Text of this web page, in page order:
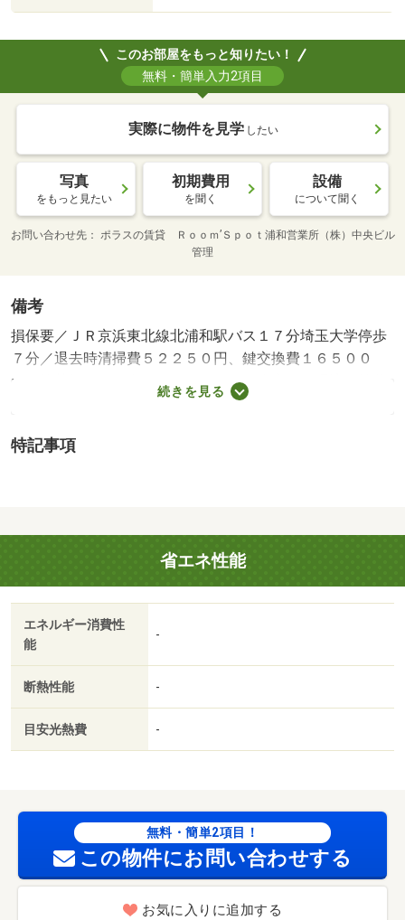
このお部屋をもっと知りたい！
無料・簡単入力2項目
実際に物件を見学 したい
写真
をもっと見たい
初期費用
を聞く
設備
について聞く
お問い合わせ先
ポラスの賃貸 Ｒｏｏｍ’Ｓｐｏｔ浦和営業所（株）中央ビル
管理
備考
損保要／ＪＲ京浜東北線北浦和駅バス１７分埼玉大学停歩
７分／退去時清掃費５２２５０円、鍵交換費１６５００
円、抗菌施工（任意）１８０４０円（税込）／環境維持費
５５０円／月、更新手数料１６５００円／２年（税込）／
り１００～１２０％で変動有）※記載金額は１２０％の場
続きを見る
特記事項
省エネ性能
エネルギー消費性
能
-
断熱性能 -
目安光熱費 -
無料・簡単2項目！
この物件にお問い合わせする
お気に入りに追加する